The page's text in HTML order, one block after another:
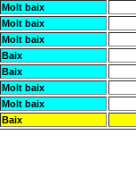
Molt baix
Molt baix
Molt baix
Baix
Baix
Molt baix
Molt baix
Baix